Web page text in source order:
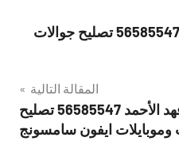
فني تصليح تلفونات المنقف 56585547 تصليح جوالات
المقالة التالية
فني تصليح تلفونات فهد الأحمد 56585547 تصليح
وموبايلات ايفون سامسونج